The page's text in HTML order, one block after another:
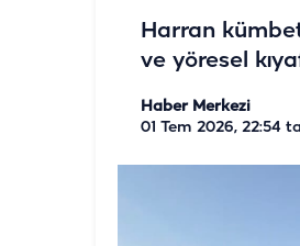
Harran
ve yöresel
Haber Merkezi
01 Tem 2026, 22:54